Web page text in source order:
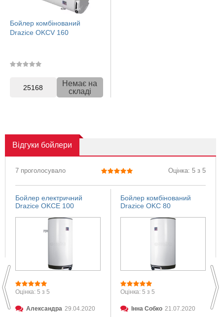
Бойлер комбінований
Drazice OKCV 160
25168
Немає на
складі
Відгуки бойлери
7 проголосувало Оцінка: 5 з 5
Бойлер електричний
Drazice OKCE 100
Оцінка: 5 з 5
Александра 29.04.2020
Бойлер комбінований
Drazice OKC 80
Оцінка: 5 з 5
Інна Собко 21.07.2020